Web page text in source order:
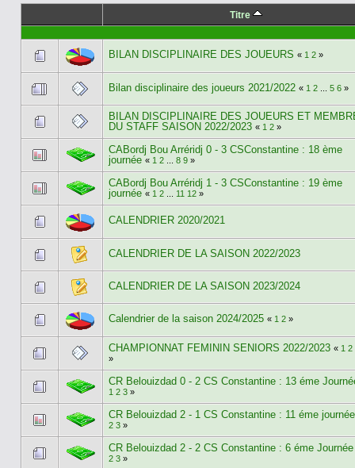
Titre
BILAN DISCIPLINAIRE DES JOUEURS « 1 2»
Bilan disciplinaire des joueurs 2021/2022 « 1 2... 5 6»
BILAN DISCIPLINAIRE DES JOUEURS ET
DU STAFF SAISON 2022/2023 « 1 2»
CABordj Bou Arréridj 0 - 3 CSConstantine : 18 ème
journée « 1 2... 8 9»
CABordj Bou Arréridj 1 - 3 CSConstantine : 19 ème
journée « 1 2... 11 12»
CALENDRIER 2020/2021
CALENDRIER DE LA SAISON 2022/2023
CALENDRIER DE LA SAISON 2023/2024
Calendrier de la saison 2024/2025 « 1 2»
CHAMPIONNAT FEMININ SENIORS 2022/2023 « 1 2
»
CR Belouizdad 0 - 2 CS Constantine : 13 éme
1 2 3»
CR Belouizdad 2 - 1 CS Constantine : 11 éme
2 3»
CR Belouizdad 2 - 2 CS Constantine : 6 éme
2 3»